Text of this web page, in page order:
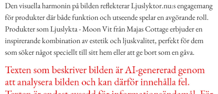
Den visuella harmonin på bilden reflekterar Ljuslyktor.nu:s engagemang
för produkter där både funktion och utseende spelar en avgörande roll.
Produkter som Ljuslykta - Moon Vit från Majas Cottage erbjuder en
inspirerande kombination av estetik och ljuskvalitet, perfekt för dem
som söker något speciellt till sitt hem eller att ge bort som en gåva.